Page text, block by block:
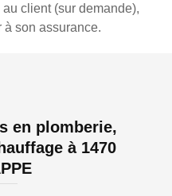
client (sur demande),
son assurance.
en plomberie,
à 1470